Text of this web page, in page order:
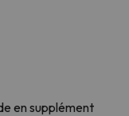
en supplément